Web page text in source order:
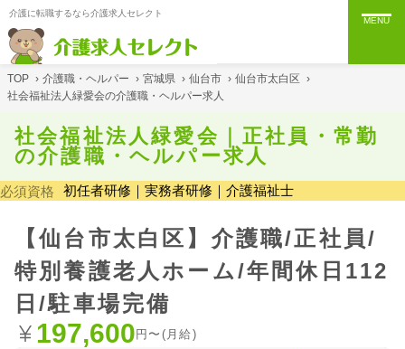
介護に転職するなら介護求人セレクト
MENU
TOP › 介護職・ヘルパー › 宮城県 › 仙台市 › 仙台市太白区 ›
社会福祉法人緑愛会の介護職・ヘルパー求人
社会福祉法人緑愛会｜正社員・常勤
の介護職・ヘルパー求人
必須資格 初任者研修｜実務者研修｜介護福祉士
【仙台市太白区】介護職/正社員/
特別養護老人ホーム/年間休日112
日/駐車場完備
197,600円〜(月給)